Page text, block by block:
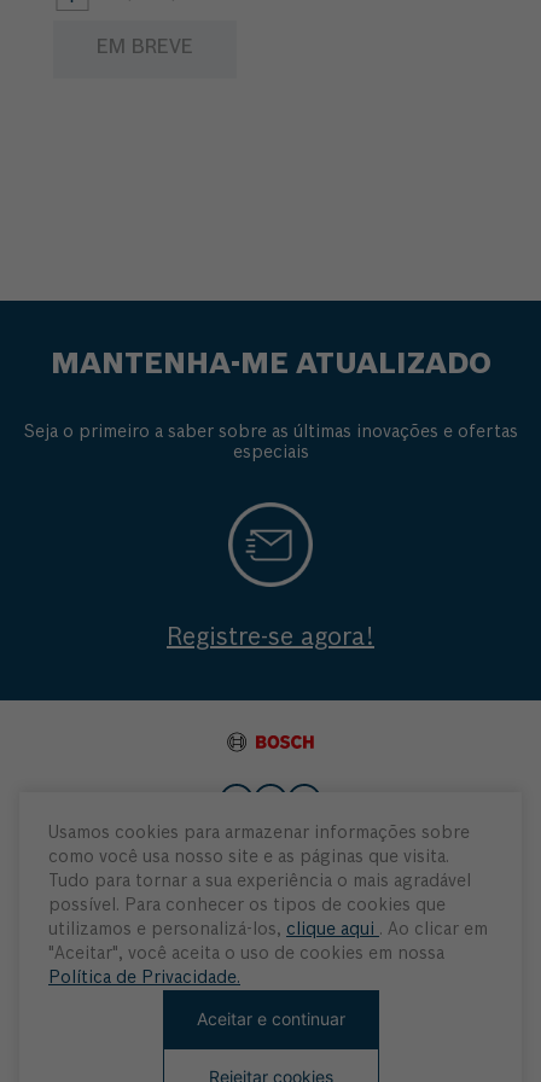
Usamos cookies para armazenar informações sobre
como você usa nosso site e as páginas que visita.
Tudo para tornar a sua experiência o mais agradável
possível. Para conhecer os tipos de cookies que
utilizamos e personalizá-los, clique aqui . Ao clicar em
"Aceitar", você aceita o uso de cookies em nossa
Política de Privacidade.
Rejeitar cookies
Aceitar e continuar
acabamento d...
EM BREVE
MANTENHA-ME ATUALIZADO
Seja o primeiro a saber sobre as últimas inovações e ofertas
especiais
Registre-se agora!
Institucional
Atendimento
Minha Conta